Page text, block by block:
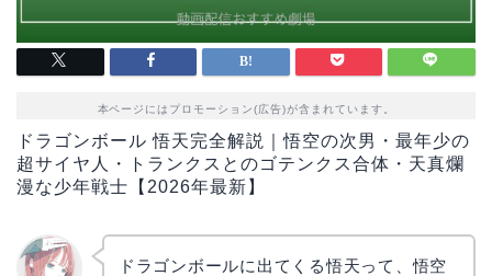
本ページにはプロモーション(広告)が含まれています。
ドラゴンボール 悟天完全解説｜悟空の次男・最年少の
超サイヤ人・トランクスとのゴテンクス合体・天真爛
漫な少年戦士【2026年最新】
ドラゴンボールに出てくる悟天って、悟空